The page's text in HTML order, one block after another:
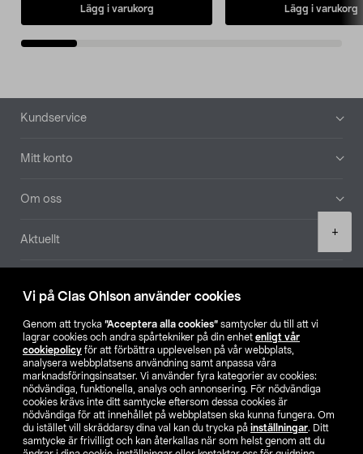
Vi på Clas Ohlson använder cookies
Genom att trycka ”Acceptera alla cookies” samtycker du till att vi
lagrar cookies och andra spårtekniker på din enhet enligt vår
cookiepolicy för att förbättra upplevelsen på vår webbplats,
analysera webbplatsens användning samt anpassa våra
marknadsföringsinsatser. Vi använder fyra kategorier av cookies:
nödvändiga, funktionella, analys och annonsering. För nödvändiga
cookies krävs inte ditt samtycke eftersom dessa cookies är
nödvändiga för att innehållet på webbplatsen ska kunna fungera. Om
du istället vill skräddarsy dina val kan du trycka på inställningar. Ditt
samtycke är frivilligt och kan återkallas när som helst genom att du
+
Lägg i varukorg Lägg i varukorg
Sidfot
Kundservice
Mitt konto
Om oss
Aktuellt
Hitta butik
SE NO FI